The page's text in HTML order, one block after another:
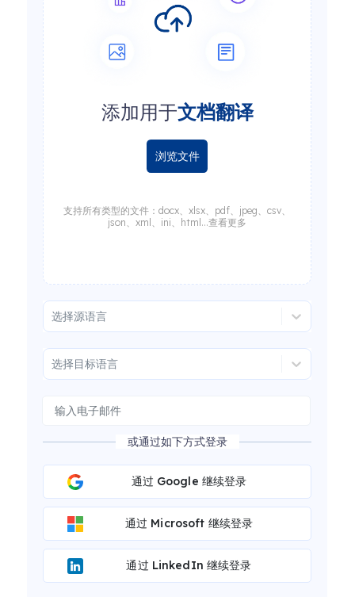
添加用于文档翻译
浏览文件
支持所有类型的文件：docx、xlsx、pdf、jpeg、csv、
json、xml、ini、html...查看更多
选择源语言
选择目标语言
或通过如下方式登录
通过 Google 继续登录
通过 Microsoft 继续登录
通过 LinkedIn 继续登录